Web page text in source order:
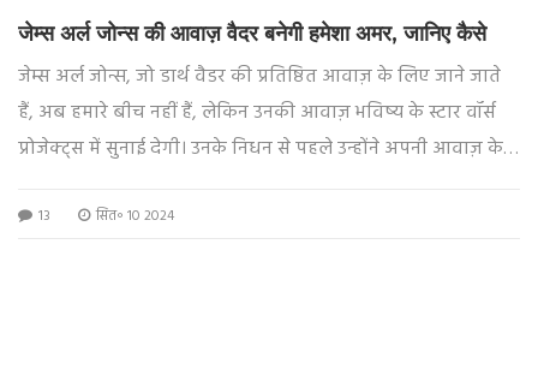
जेम्स अर्ल जोन्स की आवाज़ वैदर बनेगी हमेशा अमर, जानिए कैसे
जेम्स अर्ल जोन्स, जो डार्थ वैडर की प्रतिष्ठित आवाज़ के लिए जाने जाते
हैं, अब हमारे बीच नहीं हैं, लेकिन उनकी आवाज़ भविष्य के स्टार वॉर्स
प्रोजेक्ट्स में सुनाई देगी। उनके निधन से पहले उन्होंने अपनी आवाज़ के
रिस्पीचर एआई का उपयोग करके उनकी आवाज़ को रीक्रिएट कर सके।
13 सित॰ 10 2024